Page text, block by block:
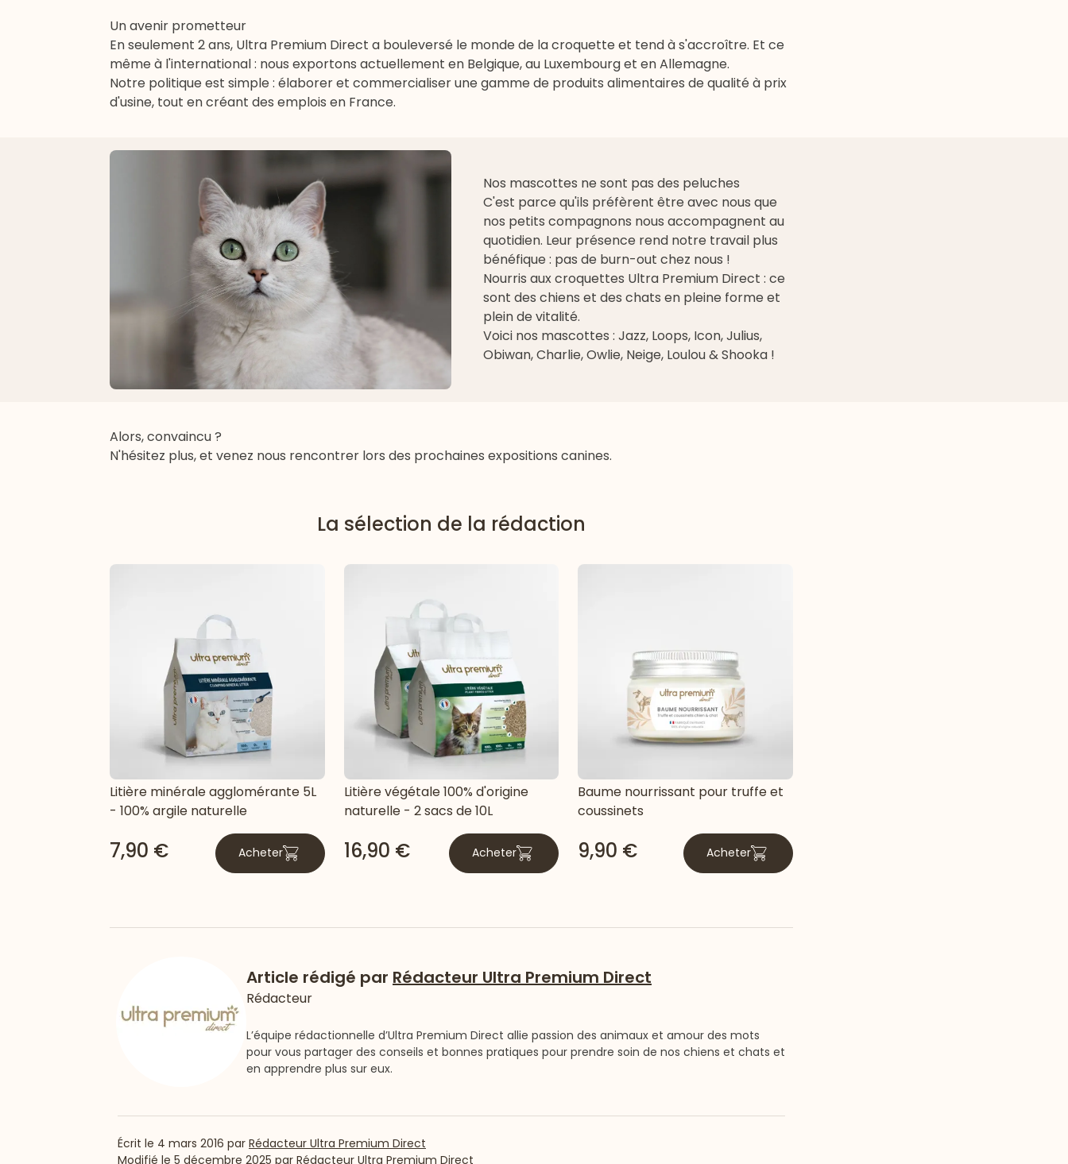
Un avenir prometteur
En seulement 2 ans, Ultra Premium Direct a bouleversé le monde de la croquette et tend à s'accroître. Et ce
même à l'international : nous exportons actuellement en Belgique, au Luxembourg et en Allemagne.
Notre politique est simple : élaborer et commercialiser une gamme de produits alimentaires de qualité à prix
d'usine, tout en créant des emplois en France.
Nos mascottes ne sont pas des peluches
C'est parce qu'ils préfèrent être avec nous que
nos petits compagnons nous accompagnent au
quotidien. Leur présence rend notre travail plus
bénéfique : pas de burn-out chez nous !
Nourris aux croquettes Ultra Premium Direct : ce
sont des chiens et des chats en pleine forme et
plein de vitalité.
Voici nos mascottes : Jazz, Loops, Icon, Julius,
Obiwan, Charlie, Owlie, Neige, Loulou & Shooka !
Alors, convaincu ?
N'hésitez plus, et venez nous rencontrer lors des prochaines expositions canines.
La sélection de la rédaction
Litière minérale agglomérante 5L
- 100% argile naturelle
7,90 € Acheter
Litière végétale 100% d'origine
naturelle - 2 sacs de 10L
16,90 € Acheter
Baume nourrissant pour truffe et
coussinets
9,90 € Acheter
Article rédigé par Rédacteur Ultra Premium Direct
Rédacteur
L’équipe rédactionnelle d’Ultra Premium Direct allie passion des animaux et amour des mots
pour vous partager des conseils et bonnes pratiques pour prendre soin de nos chiens et chats et
en apprendre plus sur eux.
Écrit le 4 mars 2016 par Rédacteur Ultra Premium Direct
Modifié le 5 décembre 2025 par Rédacteur Ultra Premium Direct